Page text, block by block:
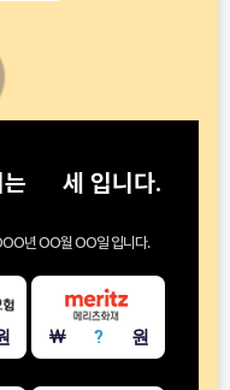
세 입니다.
년 OO월 OO일 입니다.
￦? 원